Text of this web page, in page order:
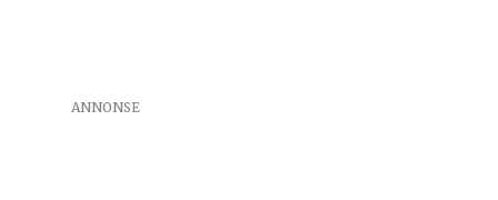
ANNONSE